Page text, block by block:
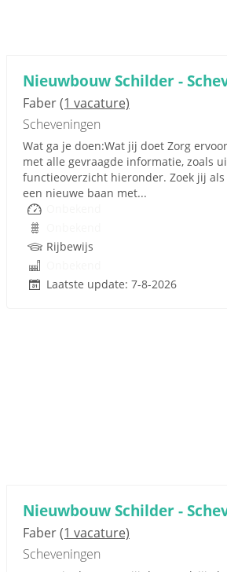
Nieuwbouw Schilder -
Faber(1 vacature)
Scheveningen
Wat ga je doen:Wat jij doet Zorg
met alle gevraagde informatie, zoals
functieoverzicht hieronder. Zoek jij
een nieuwe baan met...
Rijbewijs
Laatste update: 7-8-2026
Nieuwbouw Schilder -
Faber(1 vacature)
Scheveningen